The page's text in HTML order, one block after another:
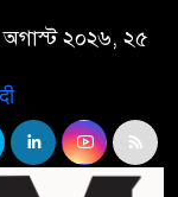
অগাস্ট ২০২৬, ২৫